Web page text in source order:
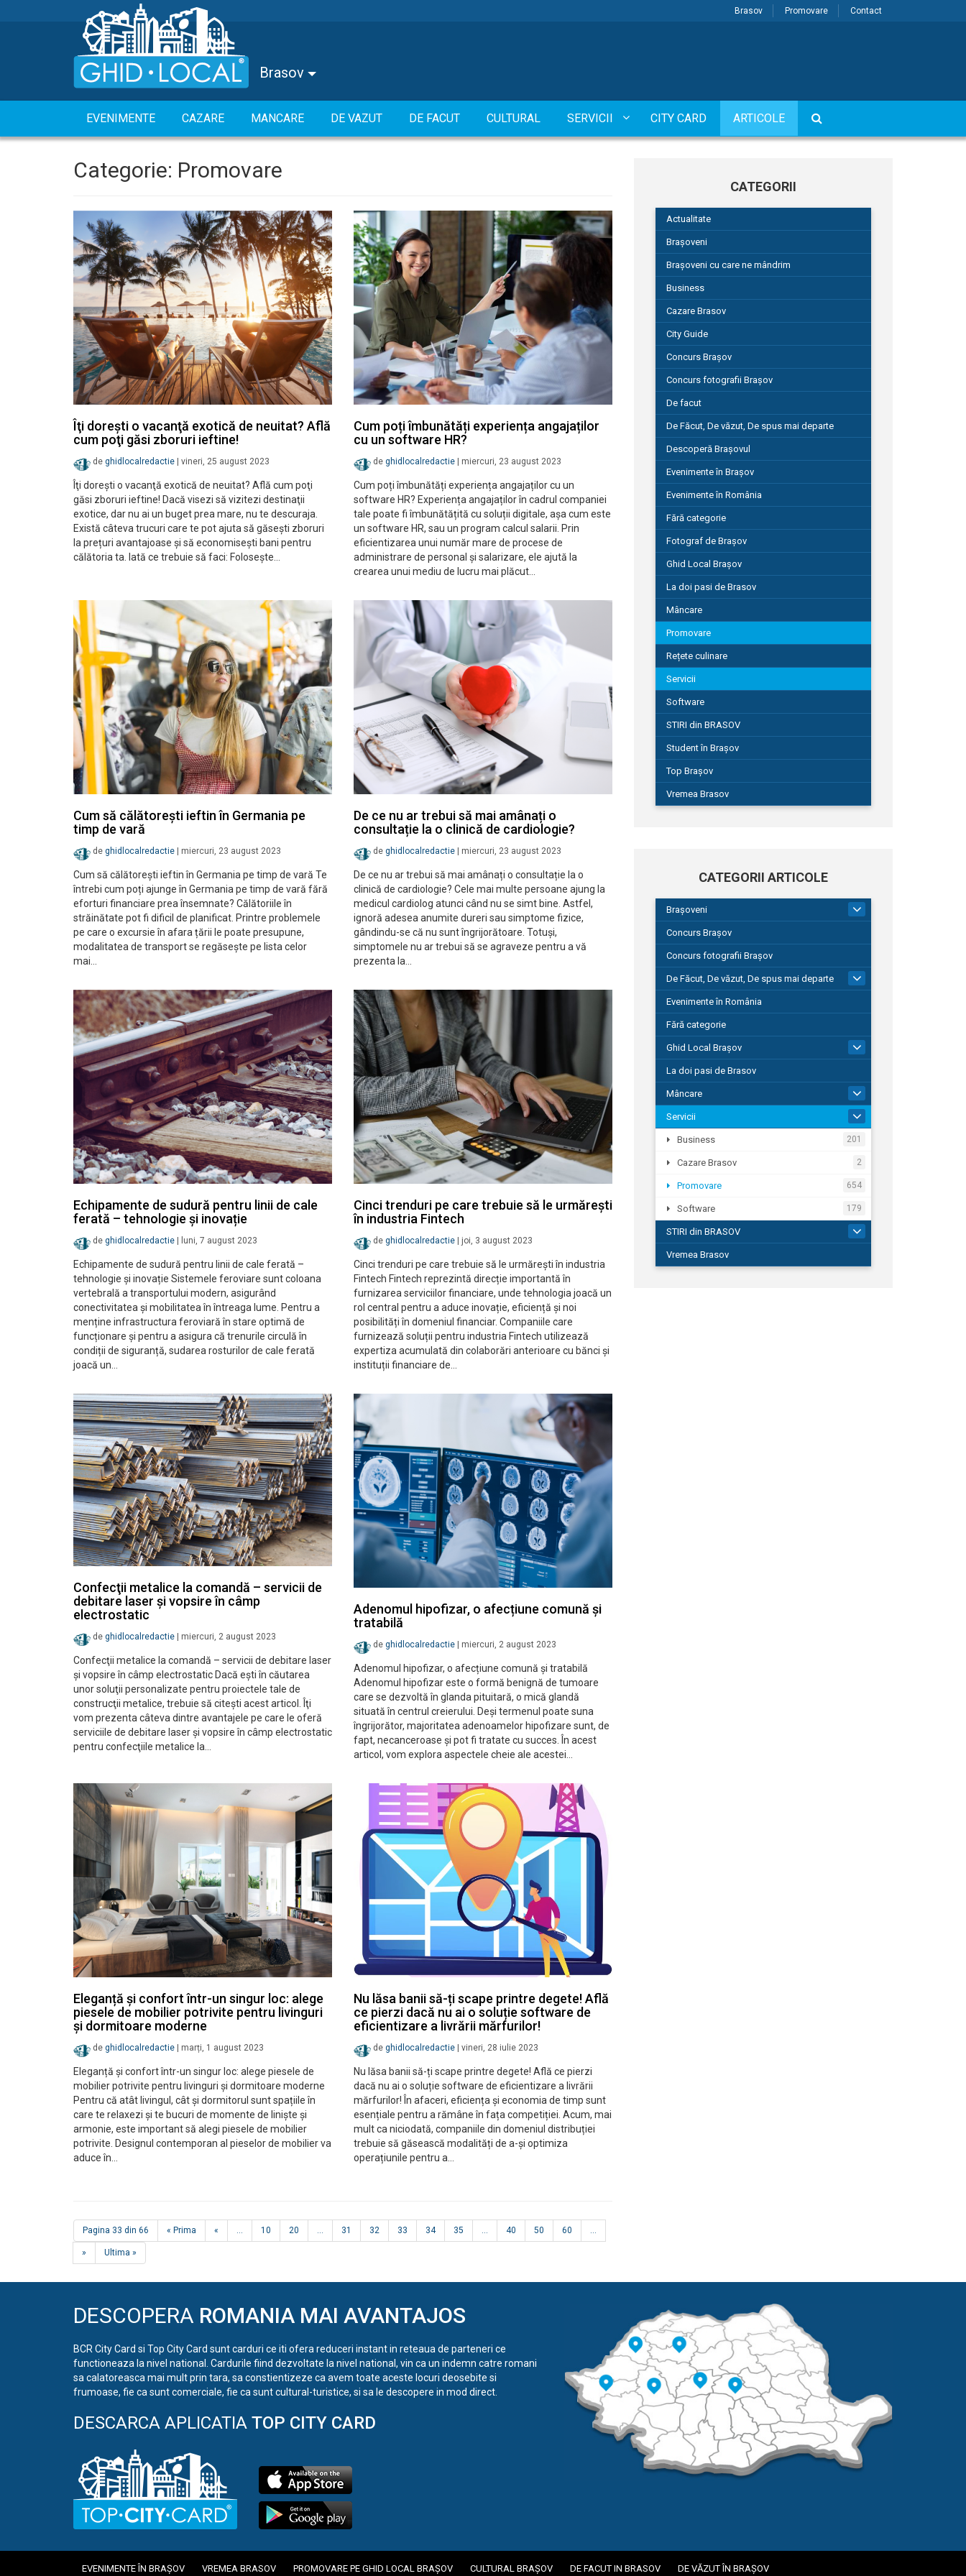
Brasov Promovare Contact
Brasov
EVENIMENTE CAZARE MANCARE DE VAZUT DE FACUT CULTURAL SERVICII CITY CARD ARTICOLE
Categorie: Promovare
Îţi doreşti o vacanţă exotică de neuitat? Află
cum poţi găsi zboruri ieftine!
de ghidlocalredactie vineri, 25 august 2023
Îţi doreşti o vacanţă exotică de neuitat? Află cum poţi
găsi zboruri ieftine! Dacă visezi să vizitezi destinaţii
exotice, dar nu ai un buget prea mare, nu te descuraja.
Există câteva trucuri care te pot ajuta să găseşti zboruri
la prețuri avantajoase şi să economiseşti bani pentru
călătoria ta. Iată ce trebuie să faci: Foloseşte…
Cum poți îmbunătăți experiența angajaților
cu un software HR?
de ghidlocalredactie miercuri, 23 august 2023
Cum poți îmbunătăți experiența angajaților cu un
software HR? Experiența angajaților în cadrul companiei
tale poate fi îmbunătățită cu soluții digitale, așa cum este
un software HR, sau un program calcul salarii. Prin
eficientizarea unui număr mare de procese de
administrare de personal și salarizare, ele ajută la
crearea unui mediu de lucru mai plăcut…
Cum să călătorești ieftin în Germania pe
timp de vară
de ghidlocalredactie miercuri, 23 august 2023
Cum să călătorești ieftin în Germania pe timp de vară Te
întrebi cum poți ajunge în Germania pe timp de vară fără
eforturi financiare prea însemnate? Călătoriile în
străinătate pot fi dificil de planificat. Printre problemele
pe care o excursie în afara țării le poate presupune,
modalitatea de transport se regăsește pe lista celor
mai…
De ce nu ar trebui să mai amânați o
consultație la o clinică de cardiologie?
de ghidlocalredactie miercuri, 23 august 2023
De ce nu ar trebui să mai amânați o consultație la o
clinică de cardiologie? Cele mai multe persoane ajung la
medicul cardiolog atunci când nu se simt bine. Astfel,
ignoră adesea anumite dureri sau simptome fizice,
gândindu-se că nu sunt îngrijorătoare. Totuși,
simptomele nu ar trebui să se agraveze pentru a vă
prezenta la…
Echipamente de sudură pentru linii de cale
ferată – tehnologie și inovație
de ghidlocalredactie luni, 7 august 2023
Echipamente de sudură pentru linii de cale ferată –
tehnologie și inovație Sistemele feroviare sunt coloana
vertebrală a transportului modern, asigurând
conectivitatea și mobilitatea în întreaga lume. Pentru a
menține infrastructura feroviară în stare optimă de
funcționare și pentru a asigura că trenurile circulă în
condiții de siguranță, sudarea rosturilor de cale ferată
joacă un…
Cinci trenduri pe care trebuie să le urmăreşti
în industria Fintech
de ghidlocalredactie joi, 3 august 2023
Cinci trenduri pe care trebuie să le urmăreşti în industria
Fintech Fintech reprezintă direcție importantă în
furnizarea serviciilor financiare, unde tehnologia joacă un
rol central pentru a aduce inovație, eficiență și noi
posibilități în domeniul financiar. Companiile care
furnizează soluții pentru industria Fintech utilizează
expertiza acumulată din colaborări anterioare cu bănci și
instituții financiare de…
Confecţii metalice la comandă – servicii de
debitare laser şi vopsire în câmp
electrostatic
de ghidlocalredactie miercuri, 2 august 2023
Confecţii metalice la comandă – servicii de debitare laser
şi vopsire în câmp electrostatic Dacă eşti în căutarea
unor soluţii personalizate pentru proiectele tale de
construcţii metalice, trebuie să citeşti acest articol. Îţi
vom prezenta câteva dintre avantajele pe care le oferă
serviciile de debitare laser şi vopsire în câmp electrostatic
pentru confecţiile metalice la…
Adenomul hipofizar, o afecțiune comună și
tratabilă
de ghidlocalredactie miercuri, 2 august 2023
Adenomul hipofizar, o afecțiune comună și tratabilă
Adenomul hipofizar este o formă benignă de tumoare
care se dezvoltă în glanda pituitară, o mică glandă
situată în centrul creierului. Deși termenul poate suna
îngrijorător, majoritatea adenoamelor hipofizare sunt, de
fapt, necanceroase și pot fi tratate cu succes. În acest
articol, vom explora aspectele cheie ale acestei…
Eleganță și confort într-un singur loc: alege
piesele de mobilier potrivite pentru livinguri
și dormitoare moderne
de ghidlocalredactie marți, 1 august 2023
Eleganță și confort într-un singur loc: alege piesele de
mobilier potrivite pentru livinguri și dormitoare moderne
Pentru că atât livingul, cât și dormitorul sunt spațiile în
care te relaxezi și te bucuri de momente de liniște și
armonie, este important să alegi piesele de mobilier
potrivite. Designul contemporan al pieselor de mobilier va
aduce în…
Nu lăsa banii să-ți scape printre degete! Află
ce pierzi dacă nu ai o soluție software de
eficientizare a livrării mărfurilor!
de ghidlocalredactie vineri, 28 iulie 2023
Nu lăsa banii să-ți scape printre degete! Află ce pierzi
dacă nu ai o soluție software de eficientizare a livrării
mărfurilor! În afaceri, eficiența și economia de timp sunt
esențiale pentru a rămâne în fața competiției. Acum, mai
mult ca niciodată, companiile din domeniul distribuției
trebuie să găsească modalități de a-și optimiza
operațiunile pentru a…
Pagina 33 din 66 « Prima « ... 10 20 ... 31 32 33 34 35 ... 40 50 60 ...
» Ultima »
CATEGORII
Actualitate
Brașoveni
Brașoveni cu care ne mândrim
Business
Cazare Brasov
City Guide
Concurs Brașov
Concurs fotografii Brașov
De facut
De Făcut, De văzut, De spus mai departe
Descoperă Brașovul
Evenimente în Brașov
Evenimente în România
Fără categorie
Fotograf de Brașov
Ghid Local Brașov
La doi pasi de Brasov
Mâncare
Promovare
Rețete culinare
Servicii
Software
STIRI din BRASOV
Student în Brașov
Top Brașov
Vremea Brasov
CATEGORII ARTICOLE
Brașoveni
Concurs Brașov
Concurs fotografii Brașov
De Făcut, De văzut, De spus mai departe
149
Evenimente în România
Fără categorie
Ghid Local Brașov
La doi pasi de Brasov
Mâncare
Servicii
Business 201
Cazare Brasov 2
Promovare 654
Software 179
STIRI din BRASOV
194
Vremea Brasov
DESCOPERA ROMANIA MAI AVANTAJOS
BCR City Card si Top City Card sunt carduri ce iti ofera reduceri instant in reteaua de parteneri ce
functioneaza la nivel national. Cardurile fiind dezvoltate la nivel national, vin ca un indemn catre romani
sa calatoreasca mai mult prin tara, sa constientizeze ca avem toate aceste locuri deosebite si
frumoase, fie ca sunt comerciale, fie ca sunt cultural-turistice, si sa le descopere in mod direct.
DESCARCA APLICATIA TOP CITY CARD
EVENIMENTE ÎN BRAȘOV VREMEA BRASOV PROMOVARE PE GHID LOCAL BRAȘOV CULTURAL BRAȘOV DE FACUT IN BRASOV DE VĂZUT ÎN BRAȘOV